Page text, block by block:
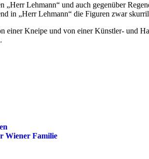
„Herr Lehmann“ und auch gegenüber
in „Herr Lehmann“ die Figuren zwar
Kneipe und von einer Künstler- und
Wiener Familie